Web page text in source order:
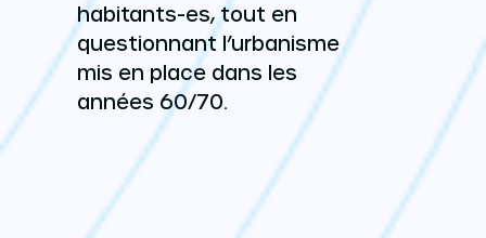
habitants-es, tout en
questionnant l’urbanisme
mis en place dans les
années 60/70.